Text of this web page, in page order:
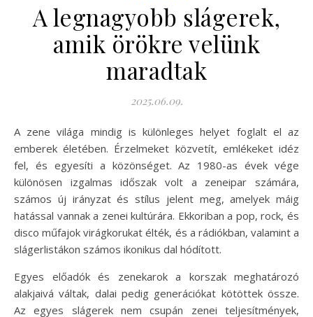
A legnagyobb slágerek,
amik örökre velünk
maradtak
2025.06.09.
A zene világa mindig is különleges helyet foglalt el az
emberek életében. Érzelmeket közvetít, emlékeket idéz
fel, és egyesíti a közönséget. Az 1980-as évek vége
különösen izgalmas időszak volt a zeneipar számára,
számos új irányzat és stílus jelent meg, amelyek máig
hatással vannak a zenei kultúrára. Ekkoriban a pop, rock, és
disco műfajok virágkorukat élték, és a rádiókban, valamint a
slágerlistákon számos ikonikus dal hódított.
Egyes előadók és zenekarok a korszak meghatározó
alakjaivá váltak, dalai pedig generációkat kötöttek össze.
Az egyes slágerek nem csupán zenei teljesítmények,